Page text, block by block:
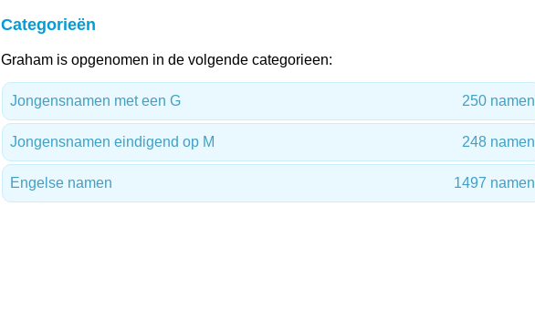
Categorieën
Graham is opgenomen in de volgende categorieen:
Jongensnamen met een G 250 namen
Jongensnamen eindigend op M 248 namen
Engelse namen 1497 namen